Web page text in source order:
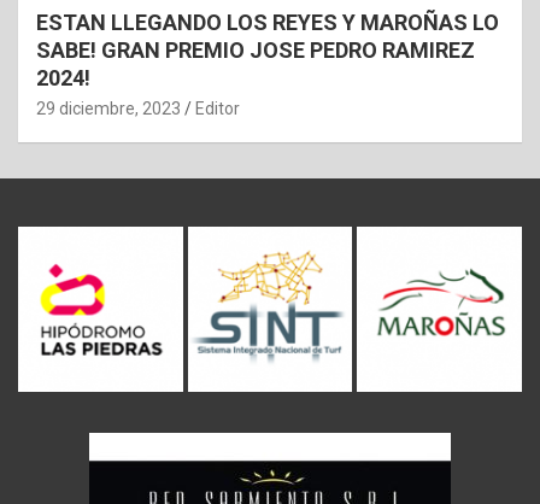
ESTAN LLEGANDO LOS REYES Y MAROÑAS LO
SABE! GRAN PREMIO JOSE PEDRO RAMIREZ
2024!
29 diciembre, 2023 Editor